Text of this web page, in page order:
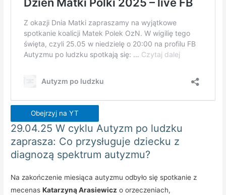
Obejrzyj na YT
29.04.25 W cyklu Autyzm po ludzku
zaprasza: Co przysługuje dziecku z
diagnozą spektrum autyzmu?
Na zakończenie miesiąca autyzmu odbyło się spotkanie z
mecenasKatarzyną Arasiewicz o orzeczeniach,